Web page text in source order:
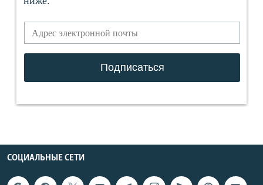
СОЦИАЛЬНЫЕ СЕТИ